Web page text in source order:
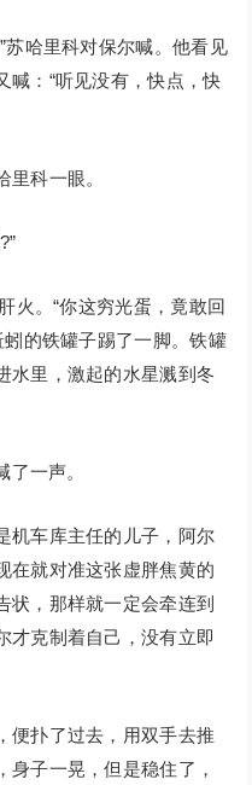
苏哈里科对保尔喊。他看见
喊：“听见没有，快点，快
科一眼。
。“你这穷光蛋，竟敢回
的铁罐子踢了一脚。铁罐
水里，激起的水星溅到冬
了一声。
机车库主任的儿子，阿尔
在就对准这张虚胖焦黄的
状，那样就一定会牵连到
才克制着自己，没有立即
便扑了过去，用双手去推
子一晃，但是稳住了，